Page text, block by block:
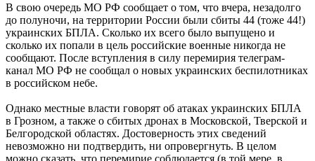
В свою очередь МО РФ сообщает о том, что вчера, незадолго
до полуночи, на территории России были сбиты 44 (тоже 44!)
украинских БПЛА. Сколько их всего было выпущено и
сколько их попали в цель российские военные никогда не
сообщают. После вступления в силу перемирия телеграм-
канал МО РФ не сообщал о новых украинских беспилотниках
в российском небе.
Однако местные власти говорят об атаках украинских БПЛА
в Грозном, а также о сбитых дронах в Московской, Тверской и
Белгородской областях. Достоверность этих сведений
невозможно ни подтвердить, ни опровергнуть. В целом
можно сказать, что перемирие соблюдается (в той мере, в